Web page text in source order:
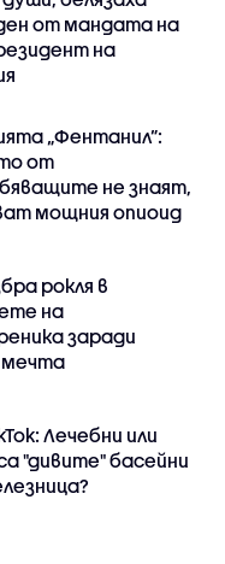
от мандата на
на
„Фентанил”:
от
не знаят,
мощния опиоид
рокля в
на
заради
Лечебни или
"дивите" басейни